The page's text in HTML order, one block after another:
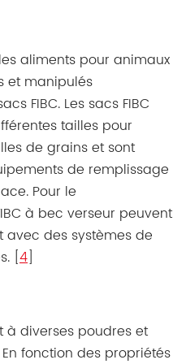
aliments pour animaux
et manipulés
FIBC. Les sacs FIBC
tailles pour
de grains et sont
de remplissage
Pour le
à bec verseur peuvent
avec des systèmes de
[4]
à diverses poudres et
fonction des propriétés